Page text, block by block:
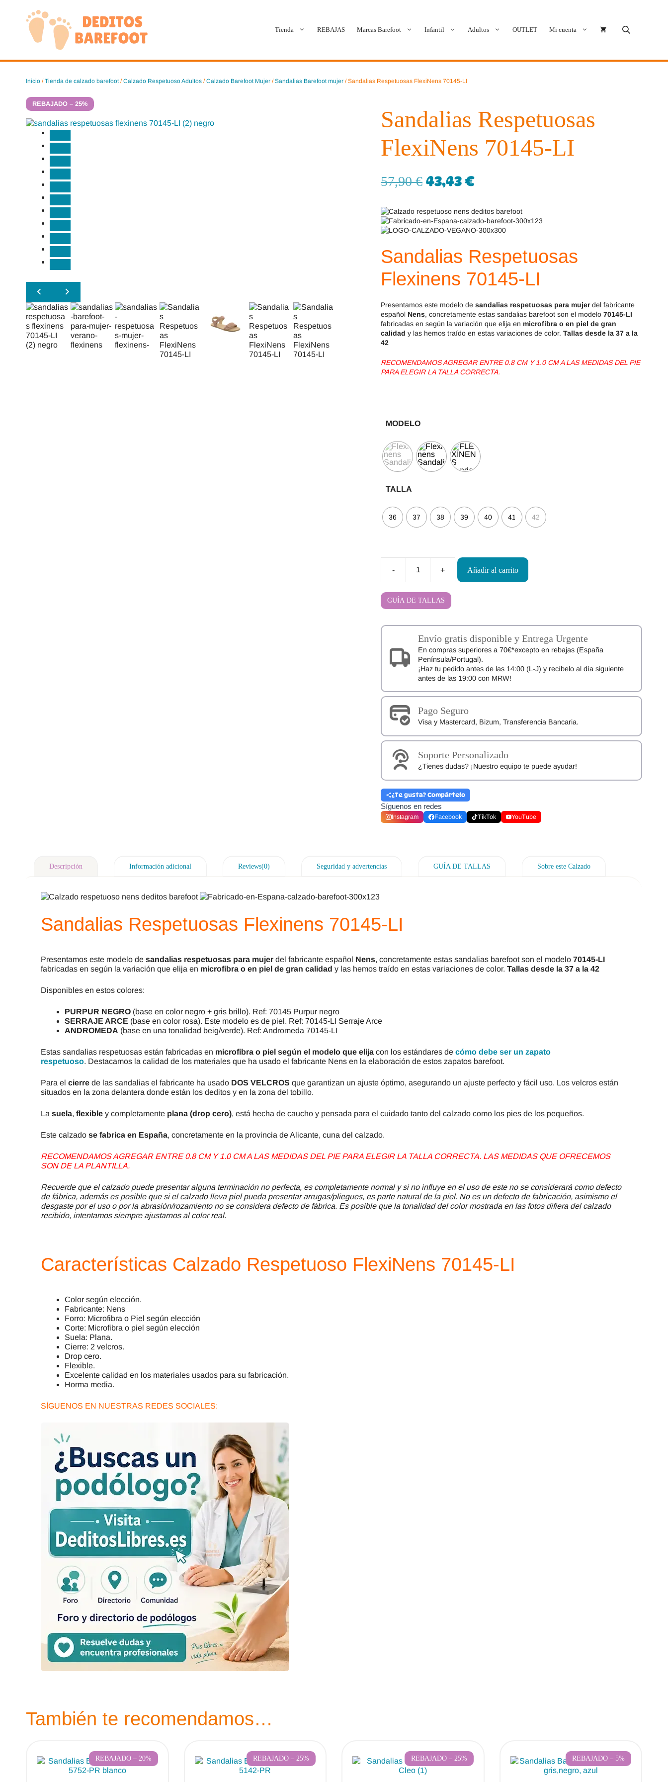
contenido
Tienda REBAJAS Marcas Barefoot
Ballop
SlipStop
Victoria
Batilas
Crecendo
D.D. Step
Froddo
Hi-Tec
Knitido
Shapen
Ipanema
Cóndor
Deditos
Demax
FlexiNens
Magical Shoes
RIA
Vivant
Dodo Shoes
Igor
Tikki
Infantil Adultos OUTLET Mi cuenta
Inicio /Tienda de calzado barefoot/Calzado Respetuoso Adultos /Calzado Barefoot Mujer /Sandalias Barefoot mujer / Sandalias Respetuosas FlexiNens 70145-LI
REBAJADO – 25%
Sandalias Respetuosas
FlexiNens 70145-LI
57,90€ 43,43€
Sandalias Respetuosas
Flexinens 70145-LI
Presentamos este modelo de sandalias respetuosas para mujerdel fabricante
español Nens, concretamente estas sandalias barefoot son el modelo 70145-LI
fabricadas en según la variación que elija en microfibra o en piel de gran
calidad y las hemos traído en estas variaciones de color. Tallas desde la 37 a la
42
RECOMENDAMOS AGREGAR ENTRE 0.8 CM Y 1.0 CM A LAS MEDIDAS DEL PIE
PARA ELEGIR LA TALLA CORRECTA.
MODELO
TALLA
36 37 38 39 40 41 42
-
Sandalias
Respetuosas
FlexiNens
70145-
LI
+ Añadir al carrito
GUÍA DE TALLAS
Envío gratis disponible y Entrega Urgente
En compras superiores a 70€*excepto en rebajas (España
Península/Portugal).
¡Haz tu pedido antes de las 14:00 (L-J) y recíbelo al día siguiente
antes de las 19:00 con MRW!
Pago Seguro
Visa y Mastercard, Bizum, Transferencia Bancaria.
Soporte Personalizado
¿Tienes dudas? ¡Nuestro equipo te puede ayudar!
¿Te gusta? Compártelo
Síguenos en redes
Instagram Facebook TikTok YouTube
Descripción Información adicional Reviews(0) Seguridad y advertencias GUÍA DE TALLAS Sobre este Calzado
Sandalias Respetuosas Flexinens 70145-LI
Presentamos este modelo de sandalias respetuosas para mujer del fabricante español Nens, concretamente estas sandalias barefoot son el modelo 70145-LI
fabricadas en según la variación que elija en microfibra o en piel de gran calidad y las hemos traído en estas variaciones de color. Tallas desde la 37 a la 42
Disponibles en estos colores:
PURPUR NEGRO (base en color negro + gris brillo). Ref: 70145 Purpur negro
SERRAJE ARCE (base en color rosa). Este modelo es de piel. Ref: 70145-LI Serraje Arce
ANDROMEDA (base en una tonalidad beig/verde). Ref: Andromeda 70145-LI
Estas sandalias respetuosas están fabricadas en microfibra o piel según el modelo que elija con los estándares de cómo debe ser un zapato
respetuoso. Destacamos la calidad de los materiales que ha usado el fabricante Nens en la elaboración de estos zapatos barefoot.
Para el cierre de las sandalias el fabricante ha usado DOS VELCROS que garantizan un ajuste óptimo, asegurando un ajuste perfecto y fácil uso. Los velcros están
situados en la zona delantera donde están los deditos y en la zona del tobillo.
La suela, flexible y completamente plana (drop cero), está hecha de caucho y pensada para el cuidado tanto del calzado como los pies de los pequeños.
Este calzado se fabrica en España, concretamente en la provincia de Alicante, cuna del calzado.
RECOMENDAMOS AGREGAR ENTRE 0.8 CM Y 1.0 CM A LAS MEDIDAS DEL PIE PARA ELEGIR LA TALLA CORRECTA. LAS MEDIDAS QUE OFRECEMOS
SON DE LA PLANTILLA.
Recuerde que el calzado puede presentar alguna terminación no perfecta, es completamente normal y si no influye en el uso de este no se considerará como defecto
de fábrica, además es posible que si el calzado lleva piel pueda presentar arrugas/pliegues, es parte natural de la piel. No es un defecto de fabricación, asimismo el
desgaste por el uso o por la abrasión/rozamiento no se considera defecto de fábrica. Es posible que la tonalidad del color mostrada en las fotos difiera del calzado
recibido, intentamos siempre ajustarnos al color real.
Características Calzado Respetuoso FlexiNens 70145-LI
Color según elección.
Fabricante: Nens
Forro: Microfibra o Piel según elección
Corte: Microfibra o piel según elección
Suela: Plana.
Cierre: 2 velcros.
Drop cero.
Flexible.
Excelente calidad en los materiales usados para su fabricación.
Horma media.
SÍGUENOS EN NUESTRAS REDES SOCIALES:
También te recomendamos…
REBAJADO – 20% REBAJADO – 25% REBAJADO – 25% REBAJADO – 5%